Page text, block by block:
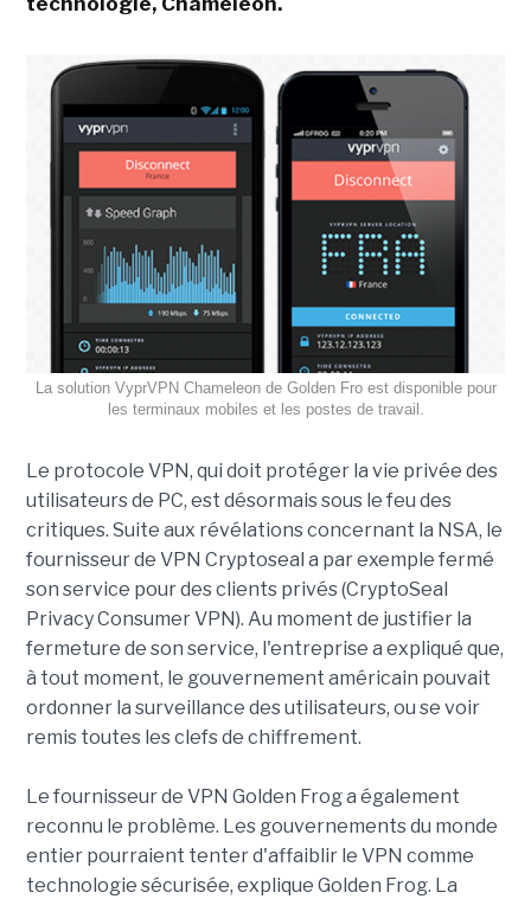
La solution VyprVPN Chameleon de Golden Fro est disponible pour
les terminaux mobiles et les postes de travail.
Le protocole VPN, qui doit protéger la vie privée des
utilisateurs de PC, est désormais sous le feu des
critiques. Suite aux révélations concernant la NSA, le
fournisseur de VPN Cryptoseal a par exemple fermé
son service pour des clients privés (CryptoSeal
Privacy Consumer VPN). Au moment de justifier la
fermeture de son service, l'entreprise a expliqué que,
à tout moment, le gouvernement américain pouvait
ordonner la surveillance des utilisateurs, ou se voir
remis toutes les clefs de chiffrement.
Le fournisseur de VPN Golden Frog a également
reconnu le problème. Les gouvernements du monde
entier pourraient tenter d'affaiblir le VPN comme
technologie sécurisée, explique Golden Frog. La